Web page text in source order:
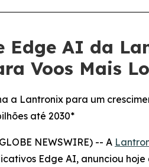
Edge AI da
Voos Mais
a Lantronix para um
até 2030*
NEWSWIRE) -- A
Edge AI, anunciou